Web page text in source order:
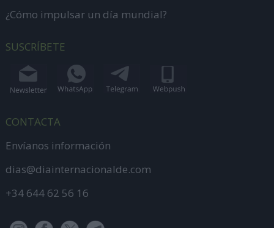
¿Cómo impulsar un día mundial?
SUSCRÍBETE
CONTACTA
Envíanos información
dias@diainternacionalde.com
+34 644 62 56 16